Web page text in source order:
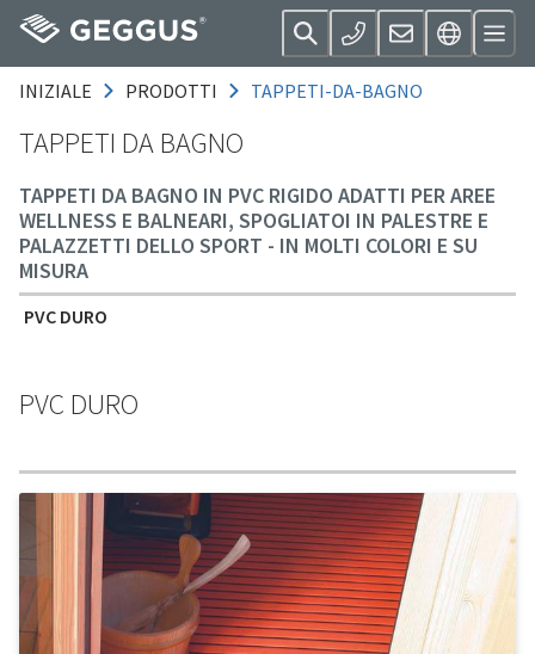
INIZIALE PRODOTTI TAPPETI-DA-BAGNO
TAPPETI DA BAGNO
TAPPETI DA BAGNO IN PVC RIGIDO ADATTI PER AREE
WELLNESS E BALNEARI, SPOGLIATOI IN PALESTRE E
PALAZZETTI DELLO SPORT - IN MOLTI COLORI E SU
MISURA
PVC DURO
PVC DURO